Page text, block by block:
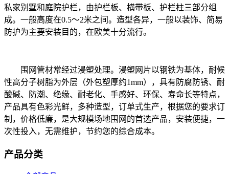
私家别墅和庭院护栏，由护栏板、横带板、护栏柱三部分组
成。一般高度在0.5～2米之间。造型各异，一般以装饰、简易
防护为主要安装目的，在欧美十分流行。
围网管材常经过浸塑处理。浸塑网片以钢铁为基体，耐候
性高分子树脂为外层（外包塑厚约1mm），具有防腐防锈、耐
酸碱、防潮、绝缘、耐老化、手感好、环保、寿命长等特点，
产品具有色彩光鲜，多种造型，订单式生产，根据您的要求订
制，价格低廉，是大规模场地围网的首选产品，安装便捷，一
次性投入，无需维护，节约您的综合成本。
产品分类